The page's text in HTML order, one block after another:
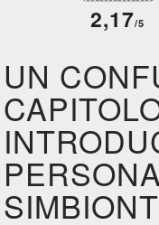
2,17/5
UN